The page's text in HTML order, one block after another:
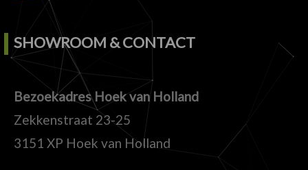
SHOWROOM & CONTACT
Bezoekadres Hoek van Holland
Zekkenstraat 23-25
3151 XP Hoek van Holland